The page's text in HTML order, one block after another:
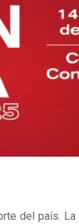
del país.